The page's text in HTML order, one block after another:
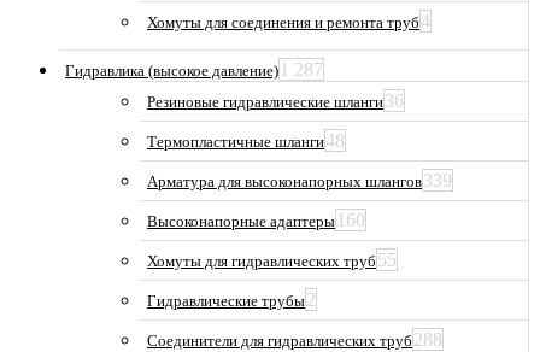
Хомуты для соединения и ремонта труб4
Гидравлика (высокое давление) 1 287
Резиновые гидравлические шланги36
Термопластичные шланги48
Арматура для высоконапорных шлангов339
Высоконапорные адаптеры 160
Хомуты для гидравлических труб 55
Гидравлические трубы2
Соединители для гидравлических труб 288